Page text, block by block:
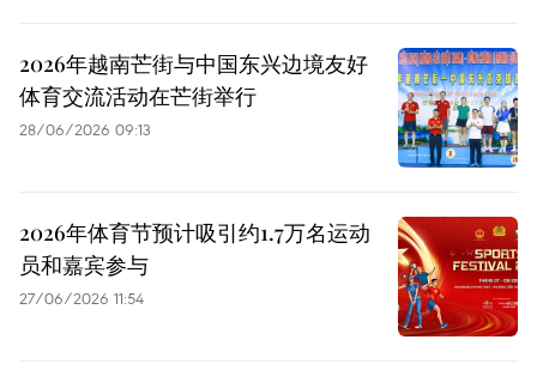
2026年越南芒街与中国东兴边境友好
体育交流活动在芒街举行
28/06/2026 09:13
2026年体育节预计吸引约1.7万名运动
员和嘉宾参与
27/06/2026 11:54